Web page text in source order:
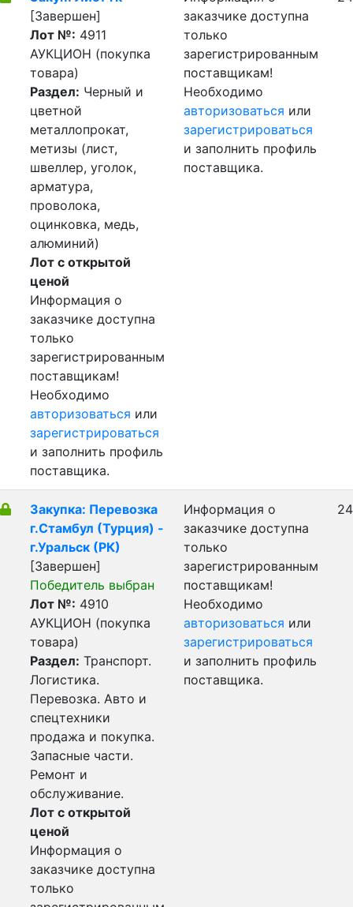
[Завершен]
Лот №: 4911
АУКЦИОН (покупка
товара)
Раздел: Черный и
цветной
металлопрокат,
метизы (лист,
швеллер, уголок,
арматура,
проволока,
оцинковка, медь,
алюминий)
Лот с открытой
ценой
Информация о
заказчике доступна
только
зарегистрированным
поставщикам!
Необходимо
авторизоваться или
зарегистрироваться
и заполнить профиль
поставщика.
заказчике доступна
только
зарегистрированным
поставщикам!
Необходимо
авторизоваться или
зарегистрироваться
и заполнить профиль
поставщика.
Закупка: Перевозка
г.Стамбул (Турция) -
г.Уральск (РК)
[Завершен]
Победитель выбран
Лот №: 4910
АУКЦИОН (покупка
товара)
Раздел: Транспорт.
Логистика.
Перевозка. Авто и
спецтехники
продажа и покупка.
Запасные части.
Ремонт и
обслуживание.
Лот с открытой
ценой
Информация о
заказчике доступна
только
Информация о
заказчике доступна
только
зарегистрированным
поставщикам!
Необходимо
авторизоваться или
зарегистрироваться
и заполнить профиль
поставщика.